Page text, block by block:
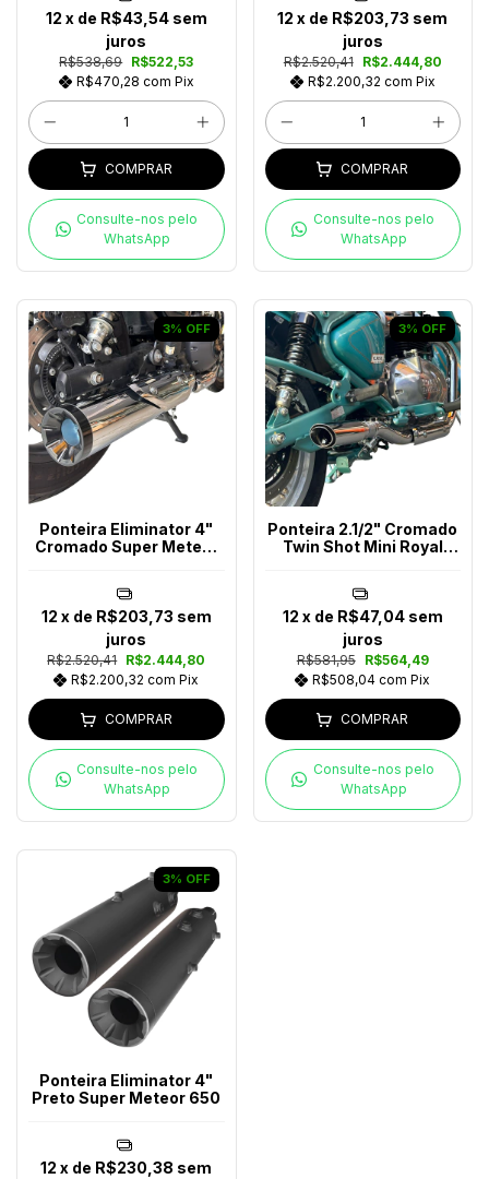
R$538,69 R$522,53
R$470,28 com Pix
12 x de R$43,54 sem
juros
COMPRAR
Consulte-nos pelo
WhatsApp
R$2.520,41
R$2.444,80
R$2.200,32 com Pix
12 x de R$203,73 sem
juros
COMPRAR
Consulte-nos pelo
WhatsApp
3% OFF
Ponteira Eliminator 4"
Cromado Super Meteor
R$2.520,41 R$2.444,80
R$2.200,32com Pix
12 x de R$203,73 sem
juros
COMPRAR
Consulte-nos pelo
WhatsApp
3% OFF
Ponteira 2.1/2" Cromado
Twin Shot Mini Royal
R$581,95
R$564,49
R$508,04com Pix
12 x de R$47,04 sem
juros
COMPRAR
Consulte-nos pelo
WhatsApp
3% OFF
Ponteira Eliminator 4"
Preto Super Meteor 650
12 x de R$230,38 sem